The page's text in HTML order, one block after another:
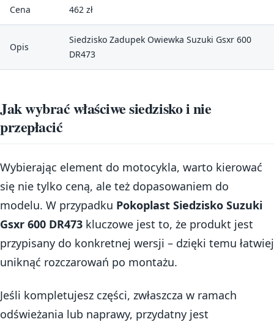
Cena 462 zł
Opis
Siedzisko Zadupek Owiewka Suzuki Gsxr 600
DR473
Jak wybrać właściwe siedzisko i nie
przepłacić
Wybierając element do motocykla, warto kierować
się nie tylko ceną, ale też dopasowaniem do
modelu. W przypadku Pokoplast Siedzisko Suzuki
Gsxr 600 DR473 kluczowe jest to, że produkt jest
przypisany do konkretnej wersji – dzięki temu łatwiej
uniknąć rozczarowań po montażu.
Jeśli kompletujesz części, zwłaszcza w ramach
odświeżania lub naprawy, przydatny jest